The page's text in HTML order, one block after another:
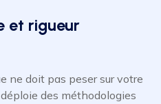
et rigueur
ne doit pas peser sur votre
des méthodologies